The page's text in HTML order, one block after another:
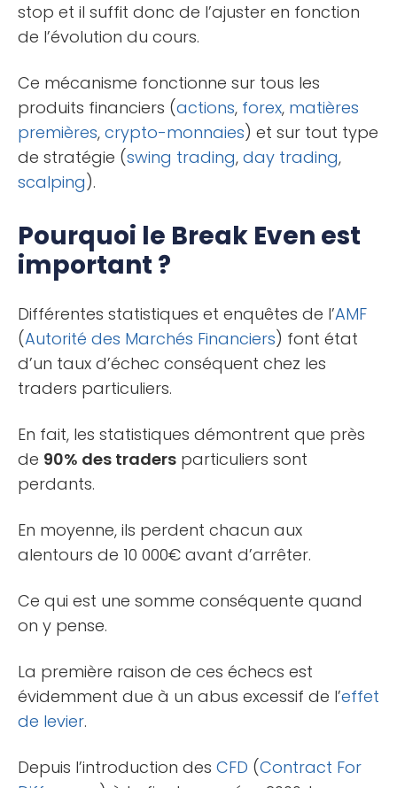
stop et il suffit donc de l’ajuster en fonction
de l’évolution du cours.
Ce mécanisme fonctionne sur tous les
produits financiers (actions, forex, matières
premières, crypto-monnaies) et sur tout type
de stratégie (swing trading, day trading,
scalping).
Pourquoi le Break Even est
important ?
Différentes statistiques et enquêtes de l’AMF
(Autorité des Marchés Financiers) font état
d’un taux d’échec conséquent chez les
traders particuliers.
En fait, les statistiques démontrent que près
de 90% des traders particuliers sont
perdants.
En moyenne, ils perdent chacun aux
alentours de 10 000€ avant d’arrêter.
Ce qui est une somme conséquente quand
on y pense.
La première raison de ces échecs est
évidemment due à un abus excessif de l’effet
de levier.
Depuis l’introduction des CFD (Contract For